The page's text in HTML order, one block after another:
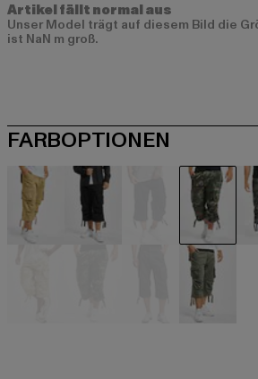
Artikel fällt normal aus
Unser Model trägt auf diesem Bild die
ist NaN m groß.
FARBOPTIONEN